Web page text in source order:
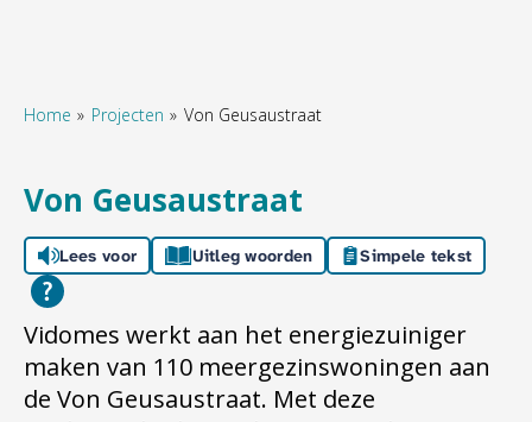
Home Projecten Von Geusaustraat
Von Geusaustraat
Lees voor Uitleg woorden Simpele tekst
Vidomes werkt aan het energiezuiniger
maken van 110 meergezinswoningen aan
de Von Geusaustraat. Met deze